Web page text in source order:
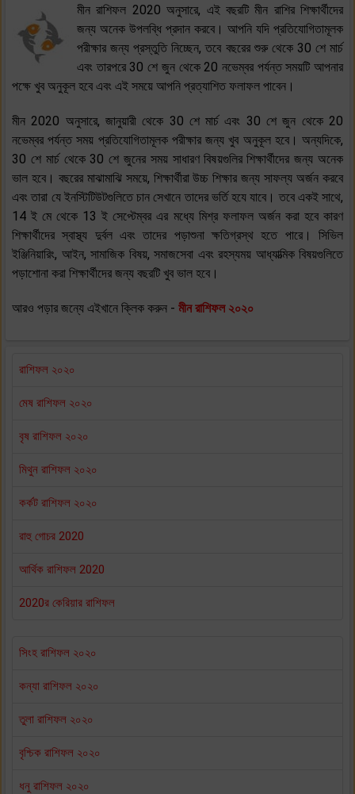
মীন রাশিফল 2020 অনুসারে, এই বছরটি মীন রাশির শিক্ষার্থীদের
জন্য অনেক উপলব্ধি প্রদান করবে। আপনি যদি প্রতিযোগিতামূলক
পরীক্ষার জন্য প্রস্তুতি নিচ্ছেন, তবে বছরের শুরু থেকে 30 শে মার্চ
এবং তারপরে 30 শে জুন থেকে 20 নভেম্বর পর্যন্ত সময়টি আপনার
পক্ষে খুব অনুকূল হবে এবং এই সময়ে আপনি প্রত্যাশিত ফলাফল পাবেন।
মীন 2020 অনুসারে, জানুয়ারী থেকে 30 শে মার্চ এবং 30 শে জুন থেকে 20
নভেম্বর পর্যন্ত সময় প্রতিযোগিতামূলক পরীক্ষার জন্য খুব অনুকূল হবে। অন্যদিকে,
30 শে মার্চ থেকে 30 শে জুনের সময় সাধারণ বিষয়গুলির শিক্ষার্থীদের জন্য অনেক
ভাল হবে। বছরের মাঝামাঝি সময়ে, শিক্ষার্থীরা উচ্চ শিক্ষার জন্য সাফল্য অর্জন করবে
এবং তারা যে ইনস্টিটিউটগুলিতে চান সেখানে তাদের ভর্তি হযে যাবে। তবে একই সাথে,
14 ই মে থেকে 13 ই সেপ্টেম্বর এর মধ্যে মিশ্র ফলাফল অর্জন করা হবে কারণ
শিক্ষার্থীদের স্বাস্থ্য দুর্বল এবং তাদের পড়াশুনা ক্ষতিগ্রস্থ হতে পারে। সিভিল
ইঞ্জিনিয়ারিং, আইন, সামাজিক বিষয়, সমাজসেবা এবং রহস্যময় আধ্যাত্মিক বিষয়গুলিতে
পড়াশোনা করা শিক্ষার্থীদের জন্য বছরটি খুব ভাল হবে।
আরও পড়ার জন্যে এইখানে ক্লিক করুন - মীন রাশিফল ২০২০
রাশিফল ২০২০
মেষ রাশিফল ২০২০
বৃষ রাশিফল ২০২০
মিথুন রাশিফল ২০২০
কর্কট রাশিফল ২০২০
রাহু গোচর 2020
আর্থিক রাশিফল 2020
2020র কেরিয়ার রাশিফল
সিংহ রাশিফল ২০২০
কন্যা রাশিফল ২০২০
তুলা রাশিফল ২০২০
বৃশ্চিক রাশিফল ২০২০
ধনু রাশিফল ২০২০